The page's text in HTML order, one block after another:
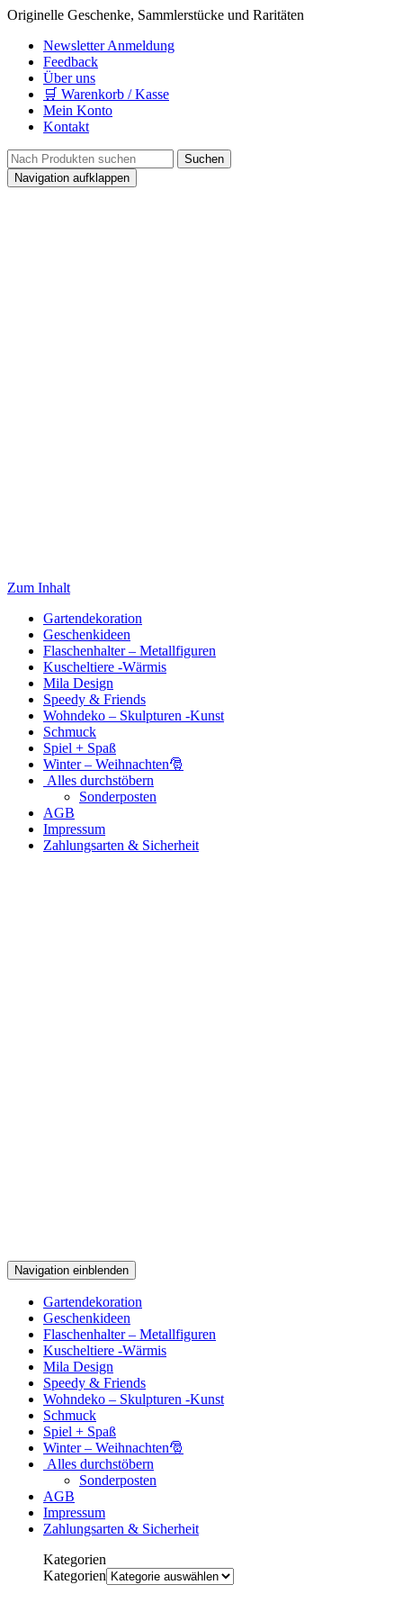
Originelle Geschenke, Sammlerstücke und Raritäten
Newsletter Anmeldung
Feedback
Über uns
🛒 Warenkorb / Kasse
Mein Konto
Kontakt
Navigation aufklappen
Zum Inhalt
Gartendekoration
Geschenkideen
Flaschenhalter – Metallfiguren
Kuscheltiere -Wärmis
Mila Design
Speedy & Friends
Wohndeko – Skulpturen -Kunst
Schmuck
Spiel + Spaß
Winter – Weihnachten🎅
Alles durchstöbern
Sonderposten
AGB
Impressum
Zahlungsarten & Sicherheit
Navigation einblenden
Gartendekoration
Geschenkideen
Flaschenhalter – Metallfiguren
Kuscheltiere -Wärmis
Mila Design
Speedy & Friends
Wohndeko – Skulpturen -Kunst
Schmuck
Spiel + Spaß
Winter – Weihnachten🎅
Alles durchstöbern
Sonderposten
AGB
Impressum
Zahlungsarten & Sicherheit
Kategorien
Kategorien